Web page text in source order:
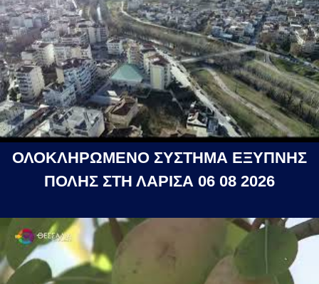
ΟΛΟΚΛΗΡΩΜΕΝΟ ΣΥΣΤΗΜΑ ΕΞΥΠΝΗΣ
ΠΟΛΗΣ ΣΤΗ ΛΑΡΙΣΑ 06 08 2026